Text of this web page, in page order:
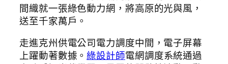
間織就一張綠色動力網，將高原的光與風，
送至千家萬戶。
走進克州供電公司電力調度中間，電子屏幕
上躍動著數據。綠設計師電網調度系統通過